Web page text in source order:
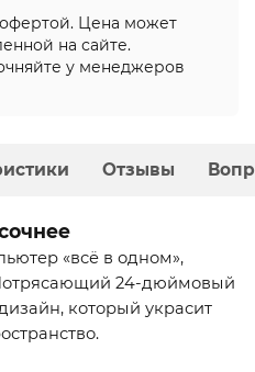
Цена может
на сайте.
у менеджеров
Отзывы
«всё в одном»,
24-дюймовый
который украсит